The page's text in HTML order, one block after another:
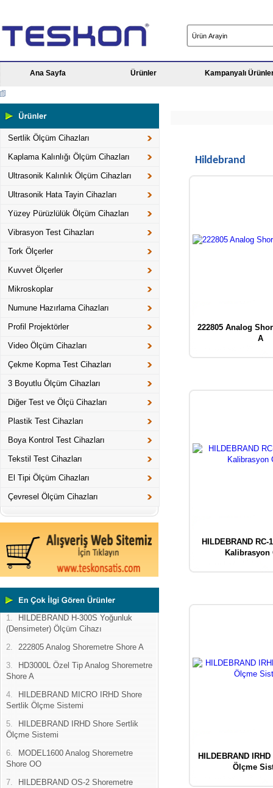
Ana Sayfa Ürünler Kampanyalı
Sertlik Ölçüm Cihazları
Kaplama Kalınlığı Ölçüm Cihazları
Ultrasonik Kalınlık Ölçüm Cihazları
Ultrasonik Hata Tayin Cihazları
Yüzey Pürüzlülük Ölçüm Cihazları
Vibrasyon Test Cihazları
Tork Ölçerler
Kuvvet Ölçerler
Mikroskoplar
Numune Hazırlama Cihazları
Profil Projektörler
Video Ölçüm Cihazları
Çekme Kopma Test Cihazları
3 Boyutlu Ölçüm Cihazları
Diğer Test ve Ölçü Cihazları
Plastik Test Cihazları
Boya Kontrol Test Cihazları
Tekstil Test Cihazları
El Tipi Ölçüm Cihazları
Çevresel Ölçüm Cihazları
1.
HILDEBRAND H-300S Yoğunluk
(Densimeter) Ölçüm Cihazı
2.
222805 Analog Shoremetre Shore A
3.
HD3000L Özel Tip Analog Shoremetre
Shore A
4.
HILDEBRAND MICRO IRHD Shore
Sertlik Ölçme Sistemi
5.
HILDEBRAND IRHD Shore Sertlik
Ölçme Sistemi
6.
MODEL1600 Analog Shoremetre
Shore OO
7.
HILDEBRAND OS-2 Shoremetre
Hildebrand
222805 Analog
A
HILDEBRAND
Kalibrasyon
HILDEBRAND
Ölçme